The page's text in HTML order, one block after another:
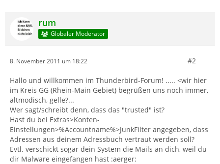
rum
Globaler Moderator
8. November 2011 um 18:22 #2
Hallo und willkommen im Thunderbird-Forum! ..... <wir hier
im Kreis GG (Rhein-Main Gebiet) begrüßen uns noch immer,
altmodisch, gelle?...
Wer sagt/schreibt denn, dass das "trusted" ist?
Hast du bei Extras>Konten-
Einstellungen>%Accountname%>JunkFilter angegeben, dass
Adressen aus deinem Adressbuch vertraut werden soll?
Evtl. verschickt sogar dein System die Mails an dich, weil du
dir Malware eingefangen hast :aerger: